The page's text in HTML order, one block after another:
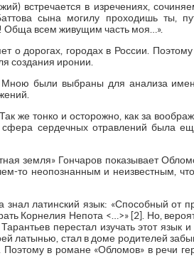
встречается в изречениях,
сына могилу проходишь ты,
Обща всем живущим часть моя…».
о дорогах, городах в России.
создания иронии.
Мною были выбраны для анализа
же тонко и осторожно, как за
сфера сердечных отравлений была
земля» Гончаров показывает
то неопознанным и неизвестным,
знал латинский язык: «Способный от
Корнелия Непота <…>» [2]. Но,
перестал изучать этот язык и
латынью, стал в доме родителей
в романе «Обломов» в речи